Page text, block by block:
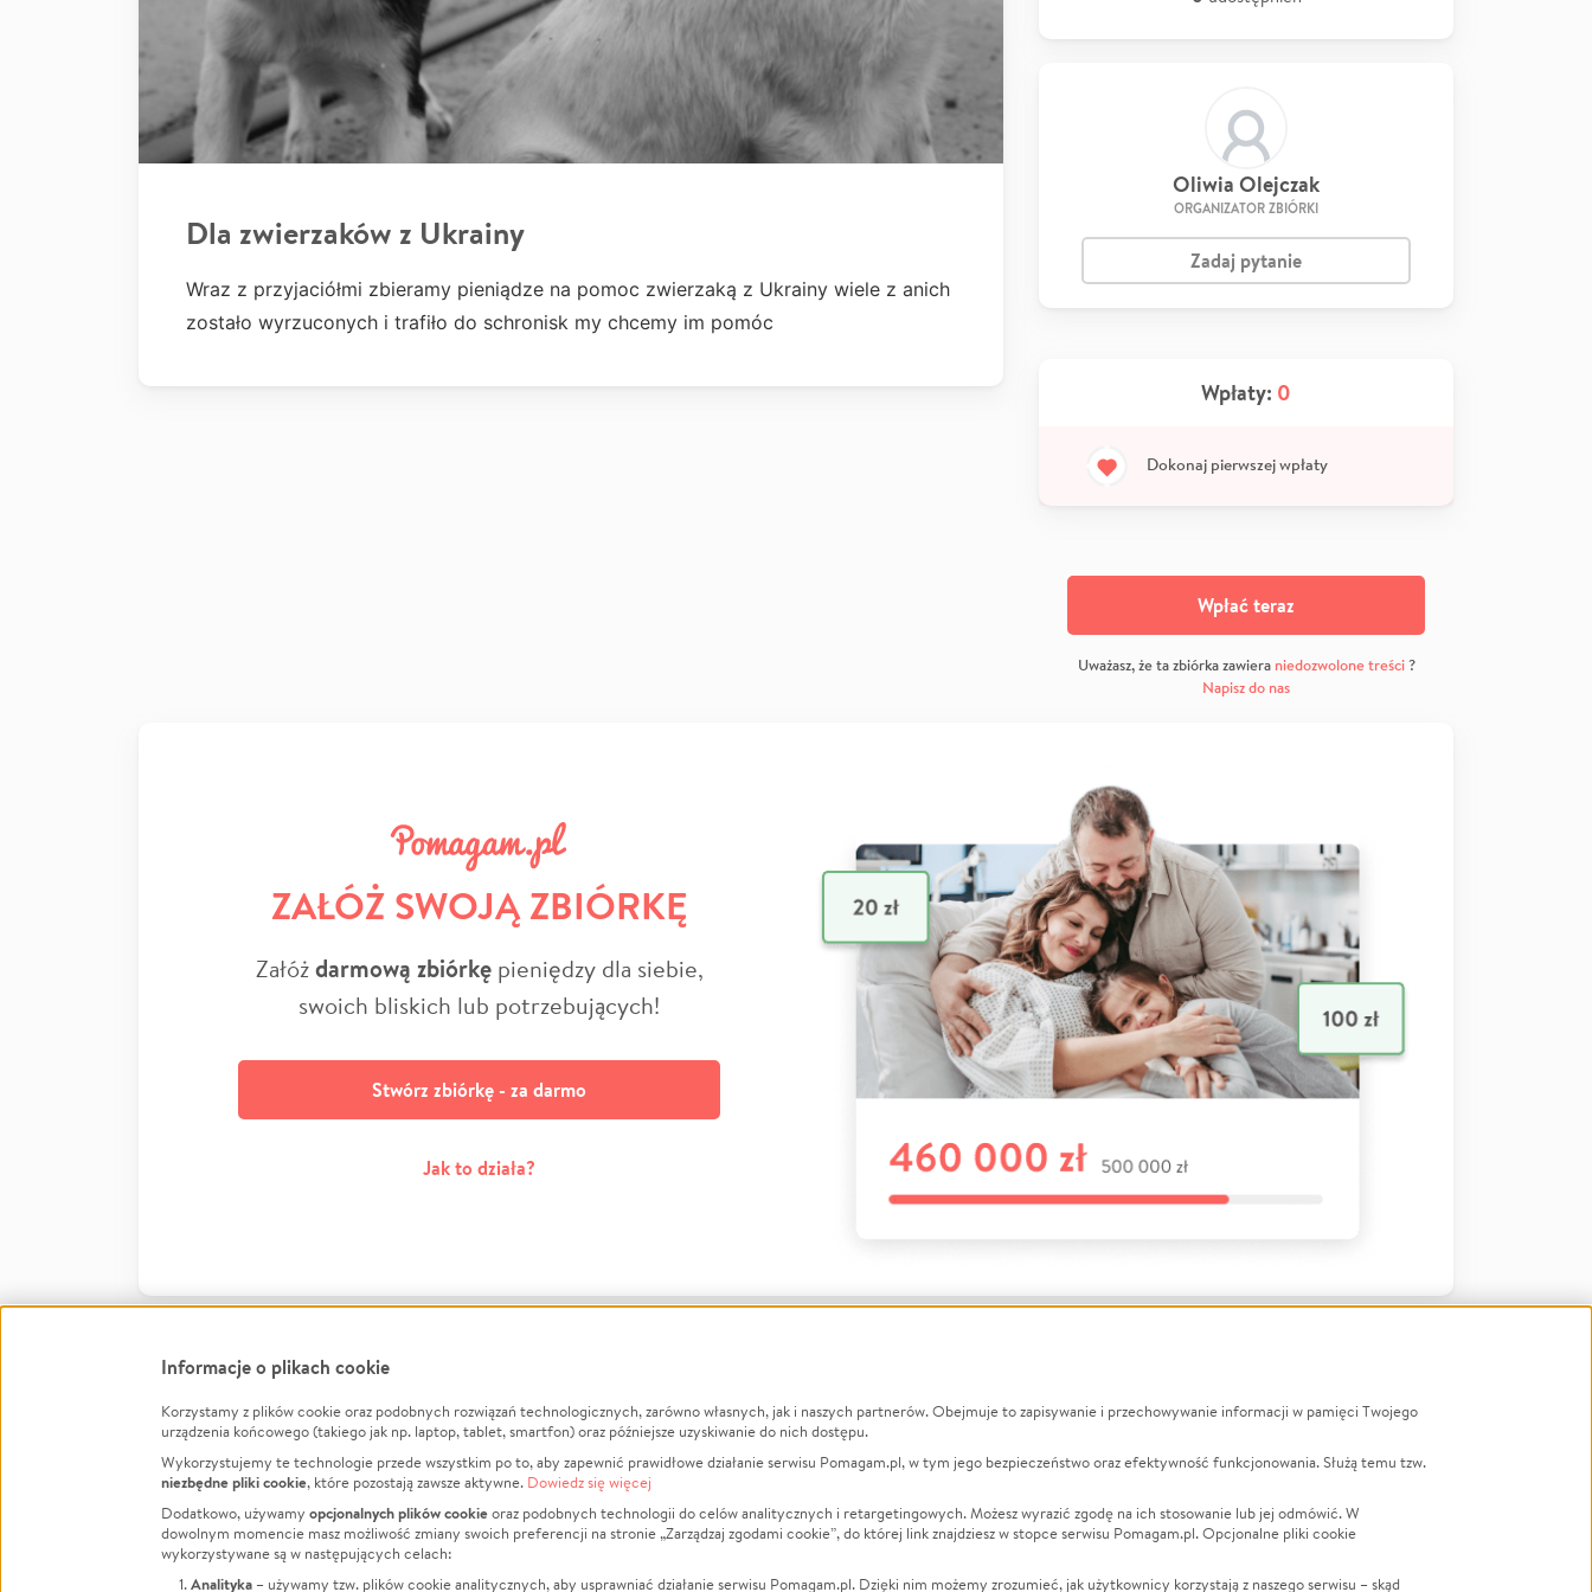
Dla zwierzaków z Ukrainy
Wraz z przyjaciółmi zbieramy pieniądze na pomoc zwierzaką z Ukrainy wiele z anich
zostało wyrzuconych i trafiło do schronisk my chcemy im pomóc
Oliwia Olejczak
ORGANIZATOR ZBIÓRKI
Zadaj pytanie
Wpłaty: 0
Dokonaj pierwszej wpłaty
Wpłać teraz
Uważasz, że ta zbiórka zawiera niedozwolone treści?
Napisz do nas
ZAŁÓŻ SWOJĄ ZBIÓRKĘ
Załóżdarmową zbiórkępieniędzy dla siebie,
swoich bliskich lub potrzebujących!
Stwórz zbiórkę - za darmo
Jak to działa?
FacebookTwitter Instagram
LinkedInTikTok Youtube
Informacje
Jak to działa?
Regulamin
Polityka Prywatności
O nas
Opinie
Raporty
Za darmo
Zbieraj na
Leczenie
Zwierzęta
Pożar
LGBTQ+
Powódź
Wichura
Informacje o plikach cookie
Korzystamy z plików cookie oraz podobnych rozwiązań technologicznych, zarówno własnych, jak i naszych partnerów. Obejmuje to zapisywanie i przechowywanie informacji w pamięci Twojego
urządzenia końcowego (takiego jak np. laptop, tablet, smartfon) oraz późniejsze uzyskiwanie do nich dostępu.
Wykorzystujemy te technologie przede wszystkim po to, aby zapewnić prawidłowe działanie serwisu Pomagam.pl, w tym jego bezpieczeństwo oraz efektywność funkcjonowania. Służą temu tzw.
niezbędne pliki cookie, które pozostają zawsze aktywne. Dowiedz się więcej
Dodatkowo, używamy opcjonalnych plików cookieoraz podobnych technologii do celów analitycznych i retargetingowych. Możesz wyrazić zgodę na ich stosowanie lub jej odmówić. W
dowolnym momencie masz możliwość zmiany swoich preferencji na stronie „Zarządzaj zgodami cookie”, do której link znajdziesz w stopce serwisu Pomagam.pl. Opcjonalne pliki cookie
wykorzystywane są w następujących celach:
Analityka – używamy tzw. plików cookie analitycznych, aby usprawniać działanie serwisu Pomagam.pl. Dzięki nim możemy zrozumieć, jak użytkownicy korzystają z naszego serwisu – skąd